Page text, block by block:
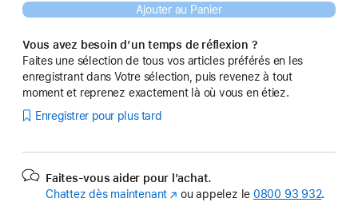
Ajouter au Panier
Vous avez besoin d’un temps de réflexion ?
Faites une sélection de tous vos articles préférés en les
enregistrant dans Votre sélection, puis revenez à tout
moment et reprenez exactement là où vous en étiez.
Enregistrer pour plus tard
Faites-vous aider pour l’achat.
Chattez dès maintenant (s’ouvre
ou appelez le 0800 93 932.